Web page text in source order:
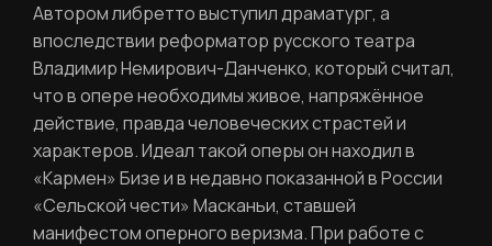
Автором либретто выступил драматург, а
впоследствии реформатор русского театра
Владимир Немирович-Данченко, который считал,
что в опере необходимы живое, напряжённое
действие, правда человеческих страстей и
характеров. Идеал такой оперы он находил в
«Кармен» Бизе и в недавно показанной в России
«Сельской чести» Масканьи, ставшей
манифестом оперного веризма. При работе с
ЛИЧНЫЙ КАБИНЕТ
Ваш email
Фамилия
Ваш email
ВОССТАНОВИТЬ ПАРОЛЬ